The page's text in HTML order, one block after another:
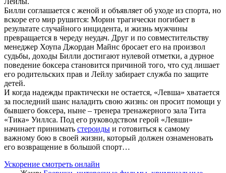
Билли соглашается с женой и объявляет об уходе из спорта, но
вскоре его мир рушится: Морин трагически погибает в
результате случайного инцидента, и жизнь мужчины
превращается в череду неудач. Друг и по совместительству
менеджер Хоупа Джордан Майнс бросает его на произвол
судьбы, доходы Билли достигают нулевой отметки, а дурное
поведение боксера становится причиной того, что суд лишает
его родительских прав и Лейлу забирает служба по защите
детей.
И когда надежды практически не остается, «Левша» хватается
за последний шанс наладить свою жизнь: он просит помощи у
бывшего боксера, ныне – тренера тренажерного зала Тита
«Тика» Уиллса. Под его руководством герой «Левши»
начинает принимать стероиды и готовиться к самому
важному бою в своей жизни, который должен ознаменовать
его возвращение в большой спорт…
Ускорение смотреть онлайн